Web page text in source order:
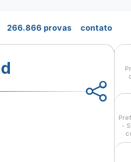
266.866 provas contato
-